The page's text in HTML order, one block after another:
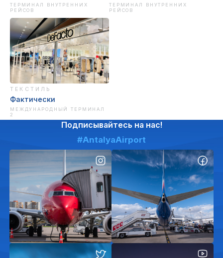
ТЕРМИНАЛ ВНУТРЕННИХ
РЕЙСОВ
ТЕРМИНАЛ ВНУТРЕННИХ
РЕЙСОВ
ТЕКСТИЛЬ
Фактически
МЕЖДУНАРОДНЫЙ ТЕРМИНАЛ
2
Подписывайтесь на нас!
#AntalyaAirport